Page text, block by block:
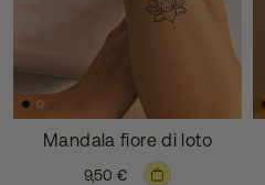
Mandala fiore di loto
9,50 €